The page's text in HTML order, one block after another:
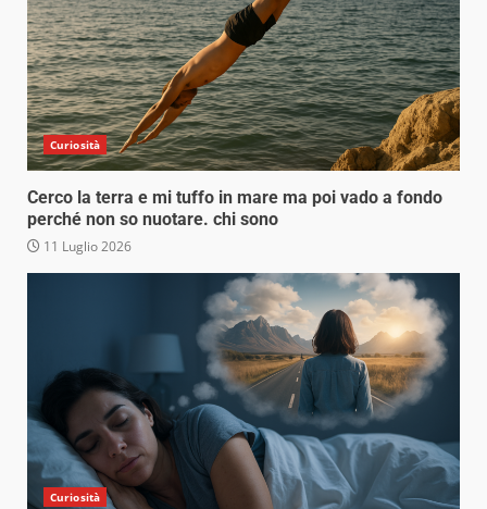
Curiosità
Cerco la terra e mi tuffo in mare ma poi vado a fondo
perché non so nuotare. chi sono
11 Luglio 2026
Curiosità